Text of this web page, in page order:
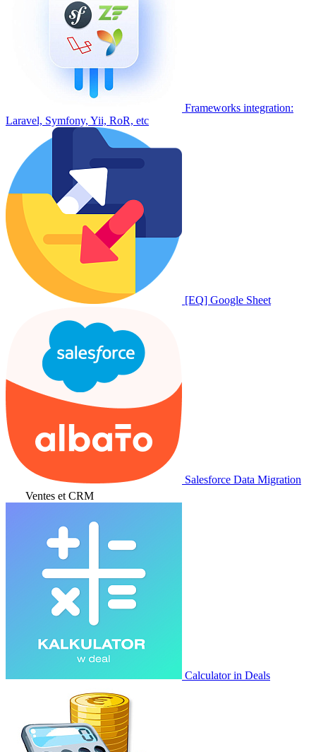
Frameworks integration:
Laravel, Symfony, Yii, RoR, etc
[EQ] Google Sheet
Salesforce Data Migration
Ventes et CRM
Calculator in Deals